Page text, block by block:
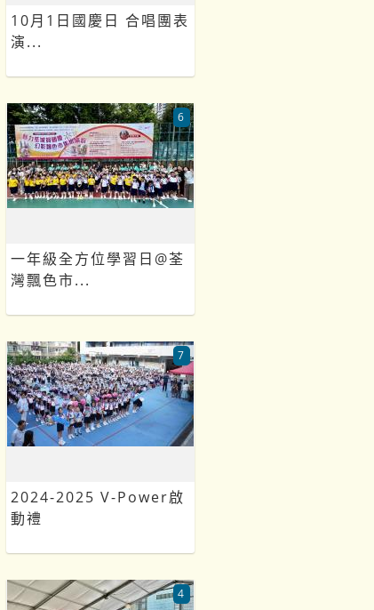
10月1日國慶日 合唱團表
演...
一年級全方位學習日@荃
灣飄色市...
6
2024-2025 V-Power啟
動禮
7
4